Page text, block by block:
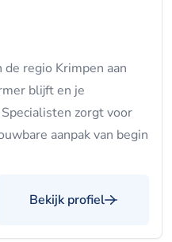
regio Krimpen aan
blijft en je
zorgt voor
aanpak van begin
Bekijk profiel